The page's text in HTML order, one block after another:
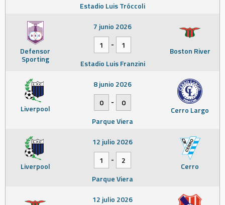
Estadio Luis Tróccoli
Defensor
Sporting
Boston River
7 junio 2026
1
-
1
Estadio Luis Franzini
Liverpool Cerro Largo
8 junio 2026
0
-
0
Parque Viera
Liverpool Cerro
12 julio 2026
1
-
2
Parque Viera
12 julio 2026